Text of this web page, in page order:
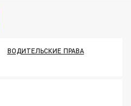
ВОДИТЕЛЬСКИЕ ПРАВА